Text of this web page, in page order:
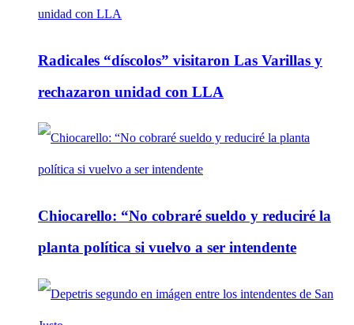
Radicales “díscolos” visitaron Las Varillas y
rechazaron unidad con LLA
Chiocarello: “No cobraré sueldo y reduciré la
planta política si vuelvo a ser intendente